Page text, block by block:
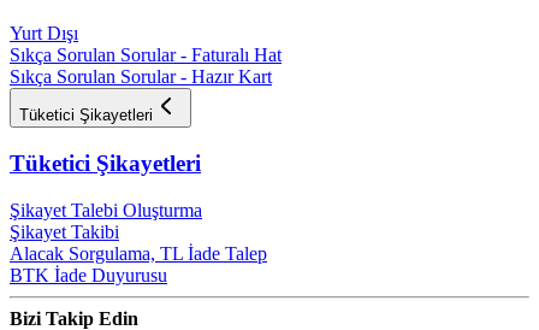
Yurt Dışı
Sıkça Sorulan Sorular - Faturalı Hat
Sıkça Sorulan Sorular - Hazır Kart
Tüketici Şikayetleri
Tüketici Şikayetleri
Şikayet Talebi Oluşturma
Şikayet Takibi
Alacak Sorgulama, TL İade Talep​
BTK İade Duyurusu
Bizi Takip Edin